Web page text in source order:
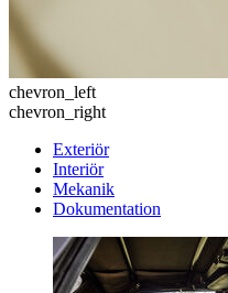
chevron_left
chevron_right
Exteriör
Interiör
Mekanik
Dokumentation